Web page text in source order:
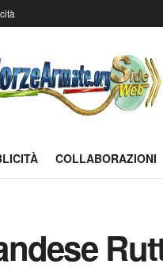
COLLABORAZIONI